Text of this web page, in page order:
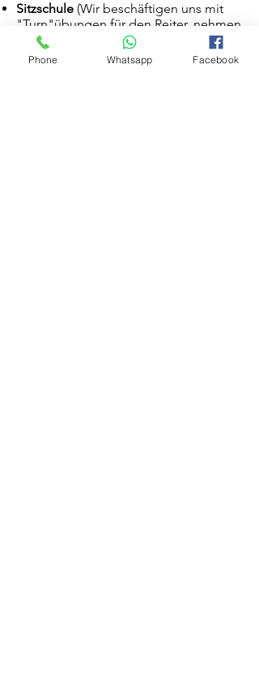
Sitzschule (Wir beschäftigen uns mit
"Turn"übungen für den Reiter, nehmen
bei Bedarf auch innere Bilder und
Franklin Bälle oder ähnliches hinzu.
Phone Whatsapp Facebook